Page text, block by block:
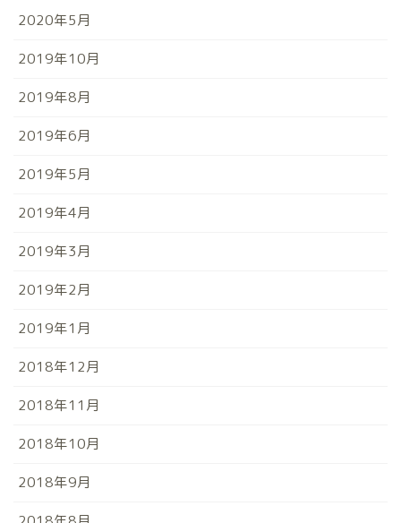
2020年5月
2019年10月
2019年8月
2019年6月
2019年5月
2019年4月
2019年3月
2019年2月
2019年1月
2018年12月
2018年11月
2018年10月
2018年9月